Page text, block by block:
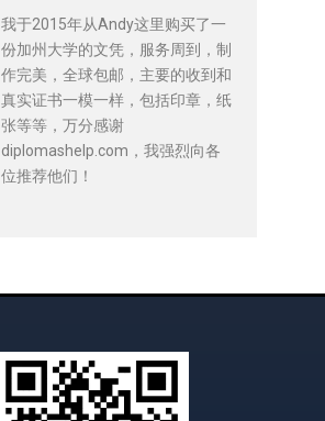
我于2015年从Andy这里购买了一
份加州大学的文凭，服务周到，制
作完美，全球包邮，主要的收到和
真实证书一模一样，包括印章，纸
张等等，万分感谢
diplomashelp.com，我强烈向各
位推荐他们！